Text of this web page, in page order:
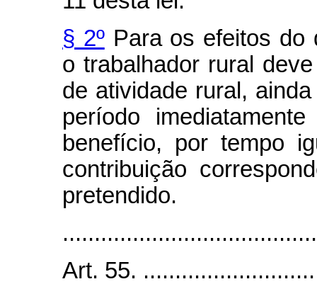
§ 2ºPara os efeitos do
o trabalhador rural
de atividade rural,
período
benefício, por tempo
contribuição
pretendido.
Art. 55.